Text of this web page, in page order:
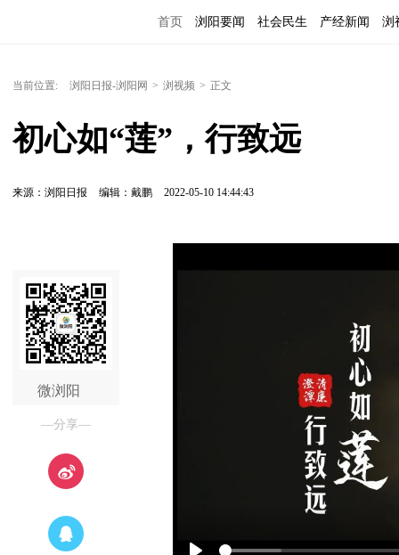
首页 浏阳要闻 社会民生 产经新闻 浏
当前位置: 浏阳日报-浏阳网 > 浏视频 > 正文
初心如“莲”，行致远
来源：浏阳日报 编辑：戴鹏 2022-05-10 14:44:43
微浏阳
—分享—